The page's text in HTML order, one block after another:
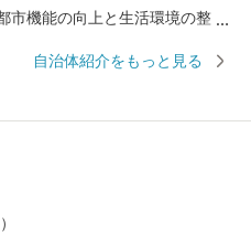
機能の向上と生活環境の整備
宅地や大型ショッピングセン
評価を受けています。 市で
かったと思えるまち「実り豊
自治体紹介をもっと見る